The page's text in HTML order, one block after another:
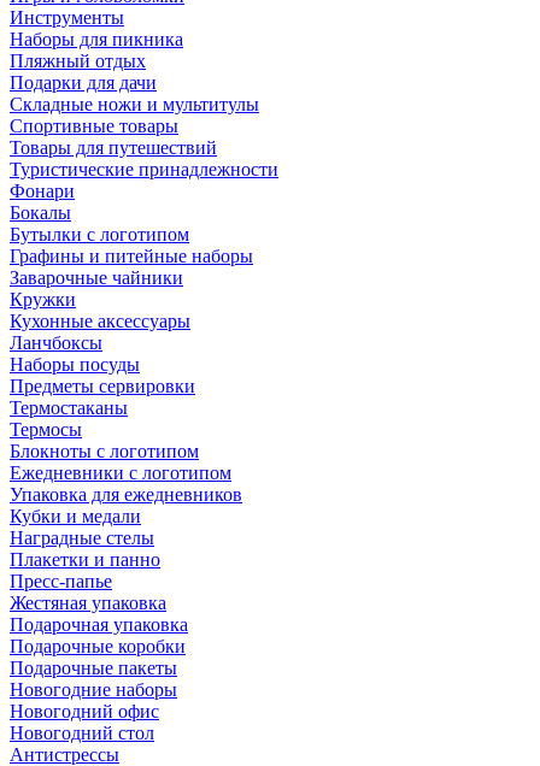
Инструменты
Наборы для пикника
Пляжный отдых
Подарки для дачи
Складные ножи и мультитулы
Спортивные товары
Товары для путешествий
Туристические принадлежности
Фонари
Бокалы
Бутылки с логотипом
Графины и питейные наборы
Заварочные чайники
Кружки
Кухонные аксессуары
Ланчбоксы
Наборы посуды
Предметы сервировки
Термостаканы
Термосы
Блокноты с логотипом
Ежедневники с логотипом
Упаковка для ежедневников
Кубки и медали
Наградные стелы
Плакетки и панно
Пресс-папье
Жестяная упаковка
Подарочная упаковка
Подарочные коробки
Подарочные пакеты
Новогодние наборы
Новогодний офис
Новогодний стол
Антистрессы